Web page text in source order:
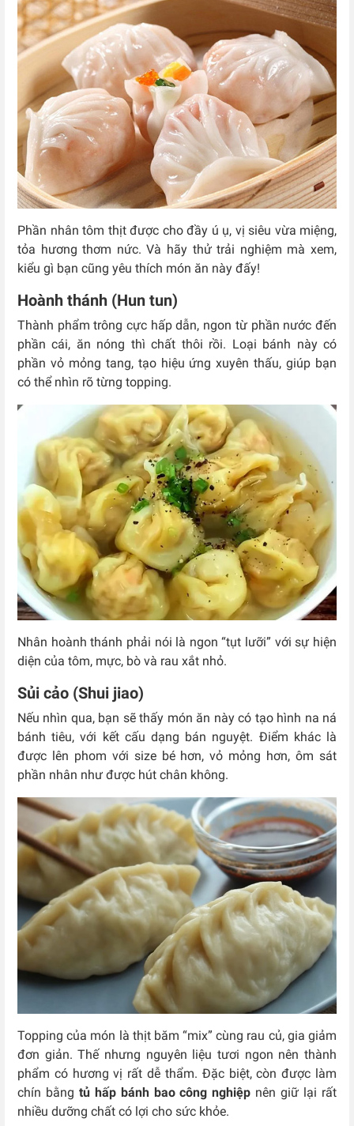
Phần nhân tôm thịt được cho đầy ú ụ, vị siêu vừa miệng,
tỏa hương thơm nức. Và hãy thử trải nghiệm mà xem,
kiểu gì bạn cũng yêu thích món ăn này đấy!
Hoành thánh (Hun tun)
Thành phẩm trông cực hấp dẫn, ngon từ phần nước đến
phần cái, ăn nóng thì chất thôi rồi. Loại bánh này có
phần vỏ mỏng tang, tạo hiệu ứng xuyên thấu, giúp bạn
có thể nhìn rõ từng topping.
Nhân hoành thánh phải nói là ngon “tụt lưỡi” với sự hiện
diện của tôm, mực, bò và rau xắt nhỏ.
Sủi cảo (Shui jiao)
Nếu nhìn qua, bạn sẽ thấy món ăn này có tạo hình na ná
bánh tiêu, với kết cấu dạng bán nguyệt. Điểm khác là
được lên phom với size bé hơn, vỏ mỏng hơn, ôm sát
phần nhân như được hút chân không.
Topping của món là thịt băm “mix” cùng rau củ, gia giảm
đơn giản. Thế nhưng nguyên liệu tươi ngon nên thành
phẩm có hương vị rất dễ thẩm. Đặc biệt, còn được làm
chín bằng tủ hấp bánh bao công nghiệp nên giữ lại rất
nhiều dưỡng chất có lợi cho sức khỏe.